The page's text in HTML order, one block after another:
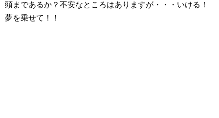
頭まであるか？不安なところはありますが・・・いける！
夢を乗せて！！